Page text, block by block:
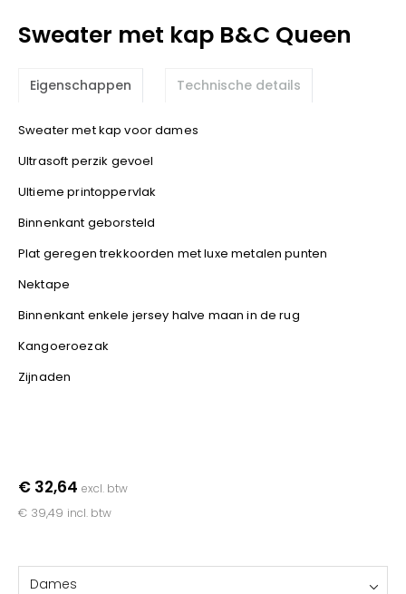
Promodoro
Safety Jogger
Spiro
Stanley/Stella
TowelCity
Sweater met kap B&C Queen
Eigenschappen Technische details
Sweater met kap voor dames
Ultrasoft perzik gevoel
Ultieme printoppervlak
Binnenkant geborsteld
Plat geregen trekkoorden met luxe metalen punten
Nektape
Binnenkant enkele jersey halve maan in de rug
Kangoeroezak
Zijnaden
€ 32,64 excl. btw
€ 39,49 incl. btw
Dames